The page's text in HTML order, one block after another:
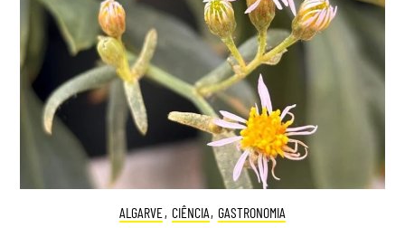
ALGARVE, CIÊNCIA, GASTRONOMIA